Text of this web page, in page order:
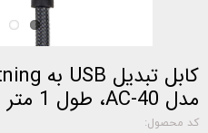
مدل AC-40، طول 1 متر
کد محصول: